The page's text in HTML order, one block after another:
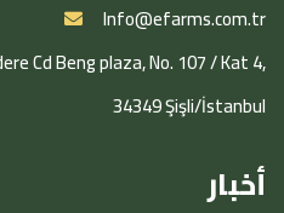
Info@efarms.com.tr
Cd Beng plaza, No. 107 / Kat 4,
34349 Şişli/İstanbul
أخبار